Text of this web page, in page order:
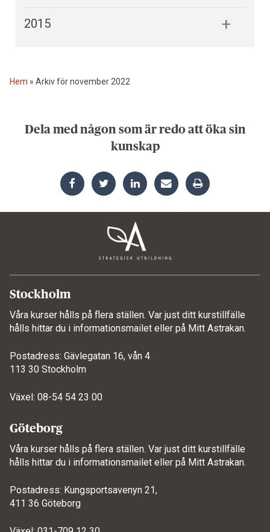
2015
Hem » Arkiv för november 2022
Dela med någon som är redo att öka sin
kunskap
Stockholm
Våra kurser hålls på flera ställen. Var just ditt kurstillfälle
hålls hittar du i informationsmailet eller på Mitt Astrakan.
Postadress: Gävlegatan 16, vån 4
113 30 Stockholm
Växel: 08-54 54 23 00
Göteborg
Våra kurser hålls på flera ställen. Var just ditt kurstillfälle
hålls hittar du i informationsmailet eller på Mitt Astrakan.
Postadress: Kungsportsavenyn 21,
411 36 Göteborg